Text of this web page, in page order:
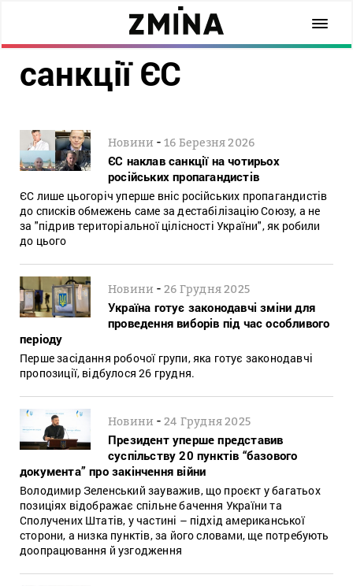
санкції ЄС
Новини -16 Березня 2026
ЄС наклав санкції на чотирьох
російських пропагандистів
ЄС лише цьогоріч уперше вніс російських пропагандистів
до списків обмежень саме за дестабілізацію Союзу, а не
за "підрив територіальної цілісності України", як робили
до цього
Новини -26 Грудня 2025
Україна готує законодавчі зміни для
проведення виборів під час особливого
періоду
Перше засідання робочої групи, яка готує законодавчі
пропозиції, відбулося 26 грудня.
Новини -24 Грудня 2025
Президент уперше представив
суспільству 20 пунктів “базового
документа” про закінчення війни
Володимир Зеленський зауважив, що проєкт у багатьох
позиціях відображає спільне бачення України та
Сполучених Штатів, у частині – підхід американської
сторони, а низка пунктів, за його словами, ще потребують
доопрацювання й узгодження